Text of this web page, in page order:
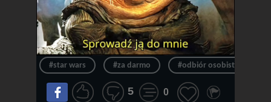
#star wars #za darmo #odbiór osobisty
5 0